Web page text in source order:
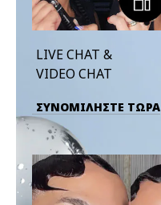
LIVE CHAT &
VIDEO CHAT
ΣΥΝΟΜΙΛΗΣΤΕ ΤΩΡΑ